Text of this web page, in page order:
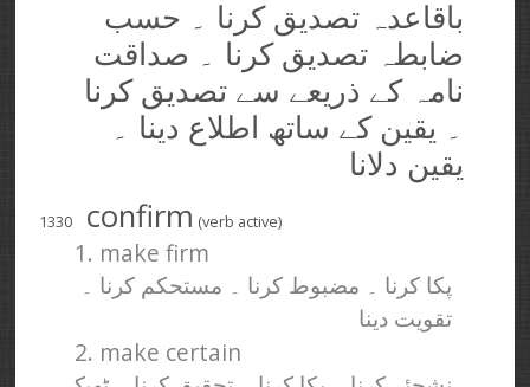
باقاعدہ تصدیق کرنا ۔ حسب
ضابطہ تصدیق کرنا ۔ صداقت
نامہ کے ذریعے سے تصدیق کرنا
۔ یقین کے ساتھ اطلاع دینا ۔
یقین دلانا
1330 confirm (verb active)
1. make firm
پکا کرنا ۔ مضبوط کرنا ۔ مستحکم کرنا ۔
تقویت دینا
2. make certain